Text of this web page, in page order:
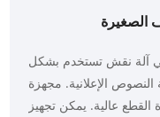
الصغيرة
آلة نقش تستخدم بشكل
الإعلانية. مجهزة
القطع عالية. يمكن تجهيز